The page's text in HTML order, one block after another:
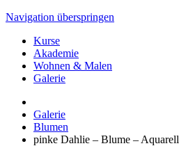
Navigation überspringen
Kurse
Akademie
Wohnen & Malen
Galerie
Galerie
Blumen
pinke Dahlie – Blume – Aquarell